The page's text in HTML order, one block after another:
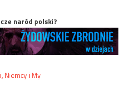
naród polski?